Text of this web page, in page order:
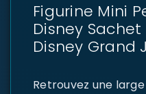
Figurine Mini
Disney
Disney Grand
Retrouvez une